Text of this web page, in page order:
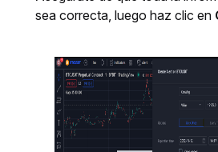
sea correcta, luego haz clic en